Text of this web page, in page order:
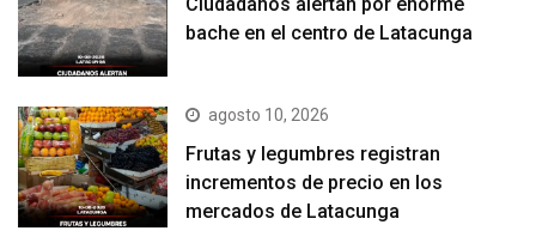
bache en el centro de Latacunga
agosto 10, 2026
Frutas y legumbres registran
incrementos de precio en los
mercados de Latacunga